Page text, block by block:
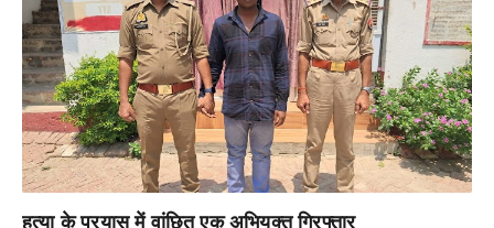
हत्या के प्रयास में वांछित एक अभियुक्त गिरफ्तार